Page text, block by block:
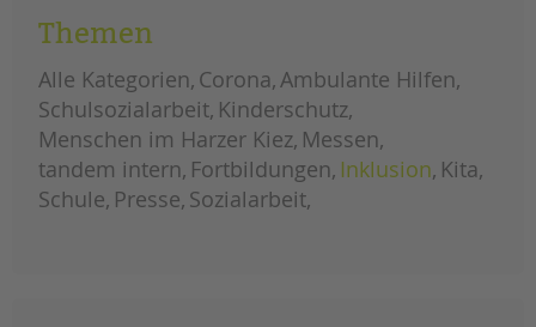
NEWS/BLOG
unkuerzbar
Briefe an Kai
PRESSE
in
steglitz-
Themen
Alle Kategorien Corona Ambulante Hilfen
Schulsozialarbeit Kinderschutz
Menschen im Harzer Kiez Messen
tandem intern Fortbildungen Inklusion Kita
Schule Presse Sozialarbeit